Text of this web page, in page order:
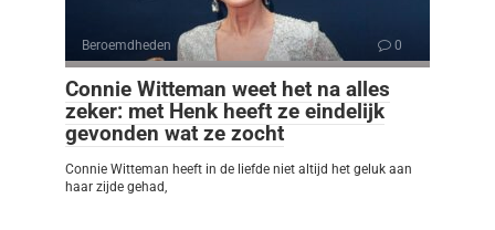
Beroemdheden 0
Connie Witteman weet het na alles
zeker: met Henk heeft ze eindelijk
gevonden wat ze zocht
Connie Witteman heeft in de liefde niet altijd het geluk aan
haar zijde gehad,